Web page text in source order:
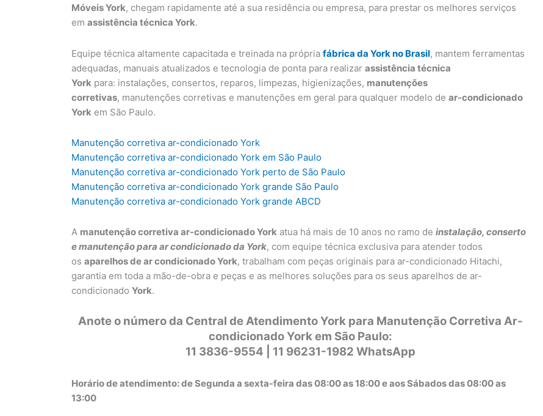
Móveis York, chegam rapidamente até a sua residência ou empresa, para prestar os melhores serviços
em assistência técnica York.
Equipe técnica altamente capacitada e treinada na própria fábrica da York no Brasil, mantem ferramentas
adequadas, manuais atualizados e tecnologia de ponta para realizar assistência técnica
York para: instalações, consertos, reparos, limpezas, higienizações, manutenções
corretivas, manutenções corretivas e manutenções em geral para qualquer modelo de ar-condicionado
York em São Paulo.
Manutenção corretiva ar-condicionado York
Manutenção corretiva ar-condicionado York em São Paulo
Manutenção corretiva ar-condicionado York perto de São Paulo
Manutenção corretiva ar-condicionado York grande São Paulo
Manutenção corretiva ar-condicionado York grande ABCD
A manutenção corretiva ar-condicionado York atua há mais de 10 anos no ramo de instalação, conserto
e manutenção para ar condicionado da York, com equipe técnica exclusiva para atender todos
os aparelhos de ar condicionado York, trabalham com peças originais para ar-condicionado Hitachi,
garantia em toda a mão-de-obra e peças e as melhores soluções para os seus aparelhos de ar-
condicionado York.
Anote o número da Central de Atendimento York para Manutenção Corretiva Ar-
condicionado York em São Paulo:
11 3836-9554 | 11 96231-1982 WhatsApp
Horário de atendimento: de Segunda a sexta-feira das 08:00 as 18:00 e aos Sábados das 08:00 as
13:00